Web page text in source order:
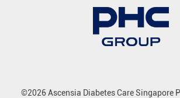
©2026 Ascensia Diabetes Care Singapore